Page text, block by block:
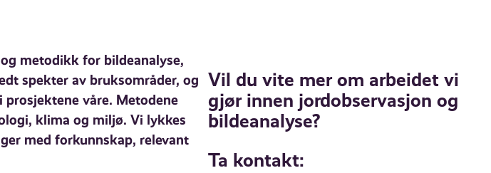
metodikk for bildeanalyse,
spekter av bruksområder, og
våre. Metodene
klima og miljø. Vi lykkes
med forkunnskap, relevant
Vil du vite mer om arbeidet vi
gjør innen jordobservasjon og
bildeanalyse?
Ta kontakt: